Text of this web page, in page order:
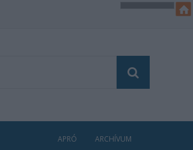
APRÓ ARCHÍVUM